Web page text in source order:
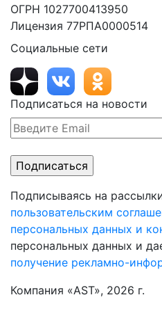
ОГРН 1027700413950
Лицензия 77РПА0000514
Социальные сети
Подписаться на новости
Подписываясь на
пользовательским
персональных данных и
персональных данных и
получение рекламно-
Компания «AST», 2026 г.